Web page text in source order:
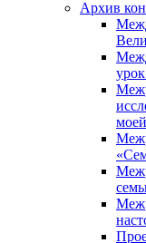
Архив